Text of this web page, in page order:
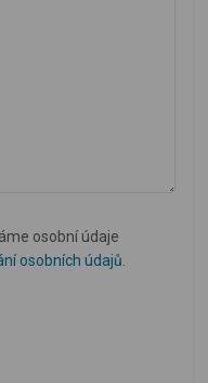
osobní údaje
osobních údajů